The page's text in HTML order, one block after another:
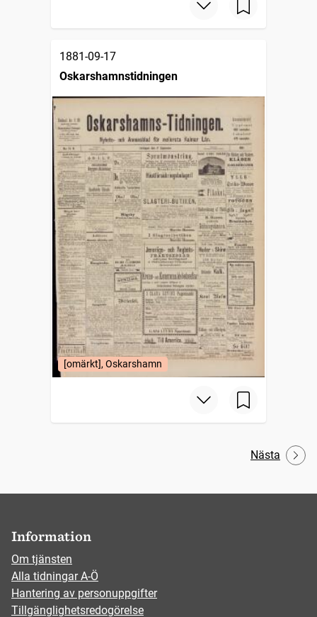
1881-09-17
Oskarshamnstidningen
[omärkt], Oskarshamn
Nästa
Information
Om tjänsten
Alla tidningar A-Ö
Hantering av personuppgifter
Tillgänglighetsredogörelse